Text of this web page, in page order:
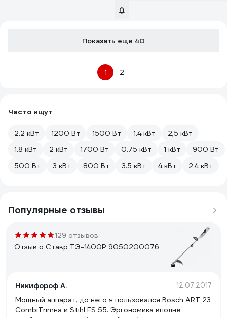
Показать еще 40
1 2
Часто ищут
2.2 кВт 1200 Вт 1500 Вт 1.4 кВт
2,5 кВт
1.8 кВт
2 кВт 1700 Вт 0.75 кВт 1 кВт
900 Вт
500 Вт
3 кВт 800 Вт 3.5 кВт 4 кВт 2.4 кВт
Популярные отзывы
129 отзывов
Отзыв о Ставр ТЭ-1400Р 9050200076
Никифороф А. 12.07.2017
Мощный аппарат, до него я пользовался Bosch ART 23
CombiTrimна и Stihl FS 55. Эргономика вполне